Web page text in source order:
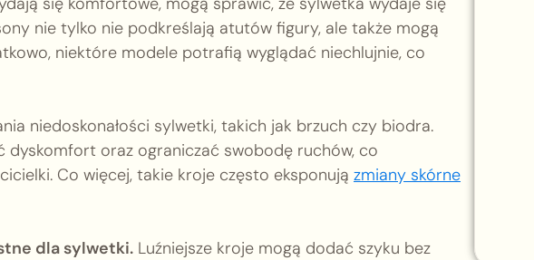
nie tylko nie podkreślają atutów figury, ale także mogą
niektóre modele potrafią wyglądać niechlujnie, co
niedoskonałości sylwetki, takich jak brzuch czy biodra.
dyskomfort oraz ograniczać swobodę ruchów, co
Co więcej, takie kroje często eksponują zmiany skórne
dla sylwetki. Luźniejsze kroje mogą dodać szyku bez